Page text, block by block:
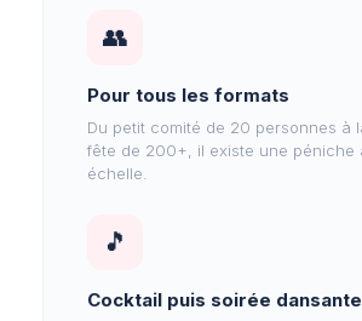
👥
Pour tous les formats
Du petit comité de 20 personnes à
fête de 200+, il existe une péniche
échelle.
🎵
Cocktail puis soirée dansante